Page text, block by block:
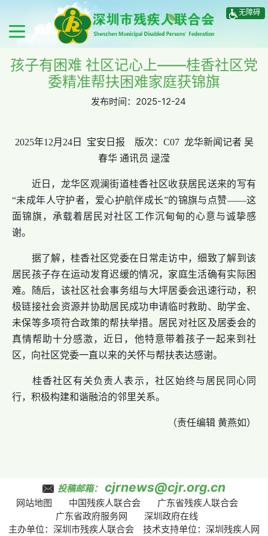
无障碍
孩子有困难 社区记心上——桂香社区党
委精准帮扶困难家庭获锦旗
发布时间： 2025-12-24
2025年12月24日 宝安日报 版次：C07 龙华新闻记者 吴
春华 通讯员 逯滢
近日，龙华区观澜街道桂香社区收获居民送来的写有
“未成年人守护者，爱心护航伴成长”的锦旗与点赞——这
面锦旗，承载着居民对社区工作沉甸甸的心意与诚挚感
谢。
据了解，桂香社区党委在日常走访中，细致了解到该
居民孩子存在运动发育迟缓的情况，家庭生活确有实际困
难。随后，该社区社会事务组与大坪居委会迅速行动，积
极链接社会资源并协助居民成功申请临时救助、助学金、
未保等多项符合政策的帮扶举措。居民对社区及居委会的
真情帮助十分感激，近日，他特意带着孩子一起来到社
区，向社区党委一直以来的关怀与帮扶表达感谢。
桂香社区有关负责人表示，社区始终与居民同心同
行，积极构建和谐融洽的邻里关系。
（责任编辑 黄燕如）
投稿邮箱： cjrnews@cjr.org.cn
网站地图 中国残疾人联合会
广东省残疾人联合会
广东省政府服务网
深圳政府在线
主办单位：深圳市残疾人联合会 技术支持单位：深圳残疾人网